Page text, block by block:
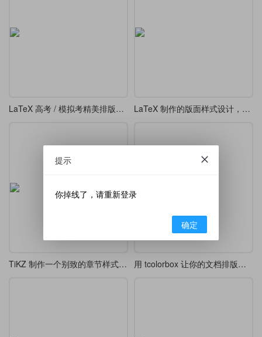
LaTeX 高考 / 模拟考精美排版模板 LaTeX 制作的版面样式设计，漂亮的 tcolorbox 盒子
TiKZ 制作一个别致的章节样式 chap 7 用 tcolorbox 让你的文档排版更精致
提示
你掉线了，请重新登录
确定